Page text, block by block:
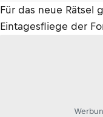
Für das neue Rätsel
Eintagesfliege der